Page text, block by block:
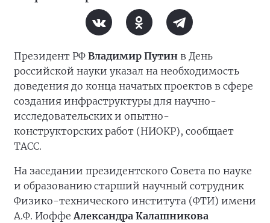
Президент РФ Владимир Путин в День
российской науки указал на необходимость
доведения до конца начатых проектов в сфере
создания инфраструктуры для научно-
исследовательских и опытно-
конструкторских работ (НИОКР), сообщает
ТАСС.
На заседании президентского Совета по науке
и образованию старший научный сотрудник
Физико-технического института (ФТИ) имени
А.Ф. ИоффеАлександра Калашникова